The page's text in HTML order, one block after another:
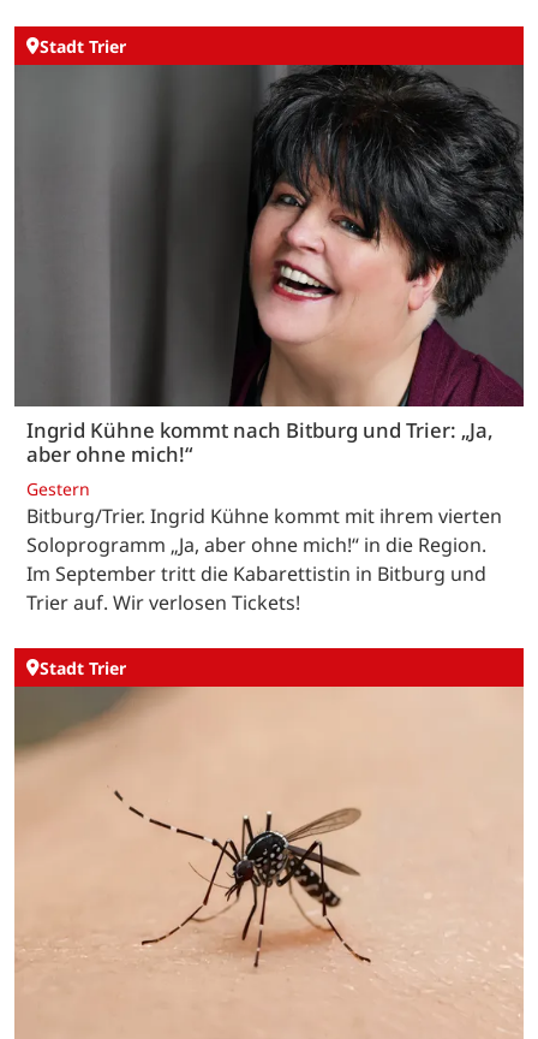
Stadt Trier
Ingrid Kühne kommt nach Bitburg und Trier: „Ja,
aber ohne mich!“
Gestern
Bitburg/Trier. Ingrid Kühne kommt mit ihrem vierten
Soloprogramm „Ja, aber ohne mich!“ in die Region.
Im September tritt die Kabarettistin in Bitburg und
Trier auf. Wir verlosen Tickets!
Stadt Trier